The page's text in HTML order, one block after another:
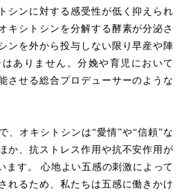
シンに対する感受性が低く抑えられ
キシトシンを分解する酵素が分泌さ
ンを外から投与しない限り早産や陣
ありません。分娩や育児において
させる総合プロデューサーのような
、オキシトシンは“愛情”や“信頼”な
か、抗ストレス作用や抗不安作用が
ます。 心地よい五感の刺激によって
れるため、私たちは五感に働きかけ